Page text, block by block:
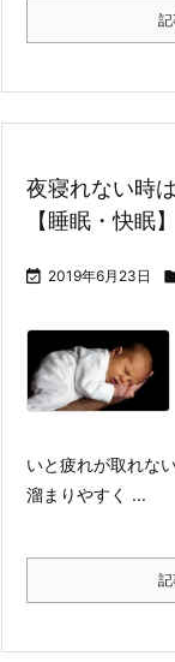
夜寝れない時
【睡眠・快眠】
 2019年6月23日
いと疲れが取れな
溜まりやすく ...